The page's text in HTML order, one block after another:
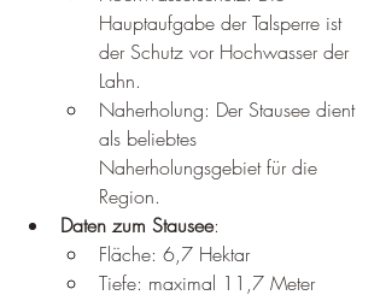
Hauptaufgabe der Talsperre ist
der Schutz vor Hochwasser der
Lahn.
Naherholung: Der Stausee dient
als beliebtes
Naherholungsgebiet für die
Region.
Daten zum Stausee:
Fläche: 6,7 Hektar
Tiefe: maximal 11,7 Meter